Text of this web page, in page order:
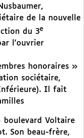
de la nouvelle
du 3e
l’ouvrier
honoraires »
sociétaire,
Il fait
boulevard Voltaire
Son beau-frère,